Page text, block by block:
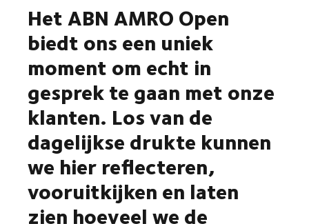
Het ABN AMRO Open
biedt ons een uniek
moment om echt in
gesprek te gaan met onze
klanten. Los van de
dagelijkse drukte kunnen
we hier reflecteren,
vooruitkijken en laten
zien hoeveel we de